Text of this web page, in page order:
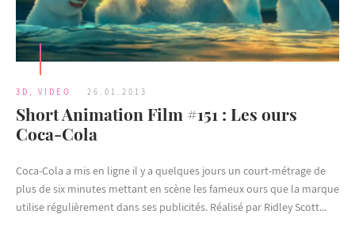
3D , VIDEO 26.01.2013
Short Animation Film #151 : Les ours
Coca-Cola
Coca-Cola a mis en ligne il y a quelques jours un court-métrage de
plus de six minutes mettant en scène les fameux ours que la marque
utilise régulièrement dans ses publicités. Réalisé par Ridley Scott...